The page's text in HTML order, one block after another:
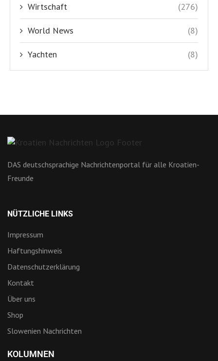
Wirtschaft (276)
World News (8)
Yachten (8)
DAS deutschsprachige Nachrichtenportal für alle Kroatien-
Freunde
NÜTZLICHE LINKS
Impressum
Haftungshinweis
Datenschutzerklärung
Kontakt
Über uns
Shop
Slowenien Nachrichten
KOLUMNEN